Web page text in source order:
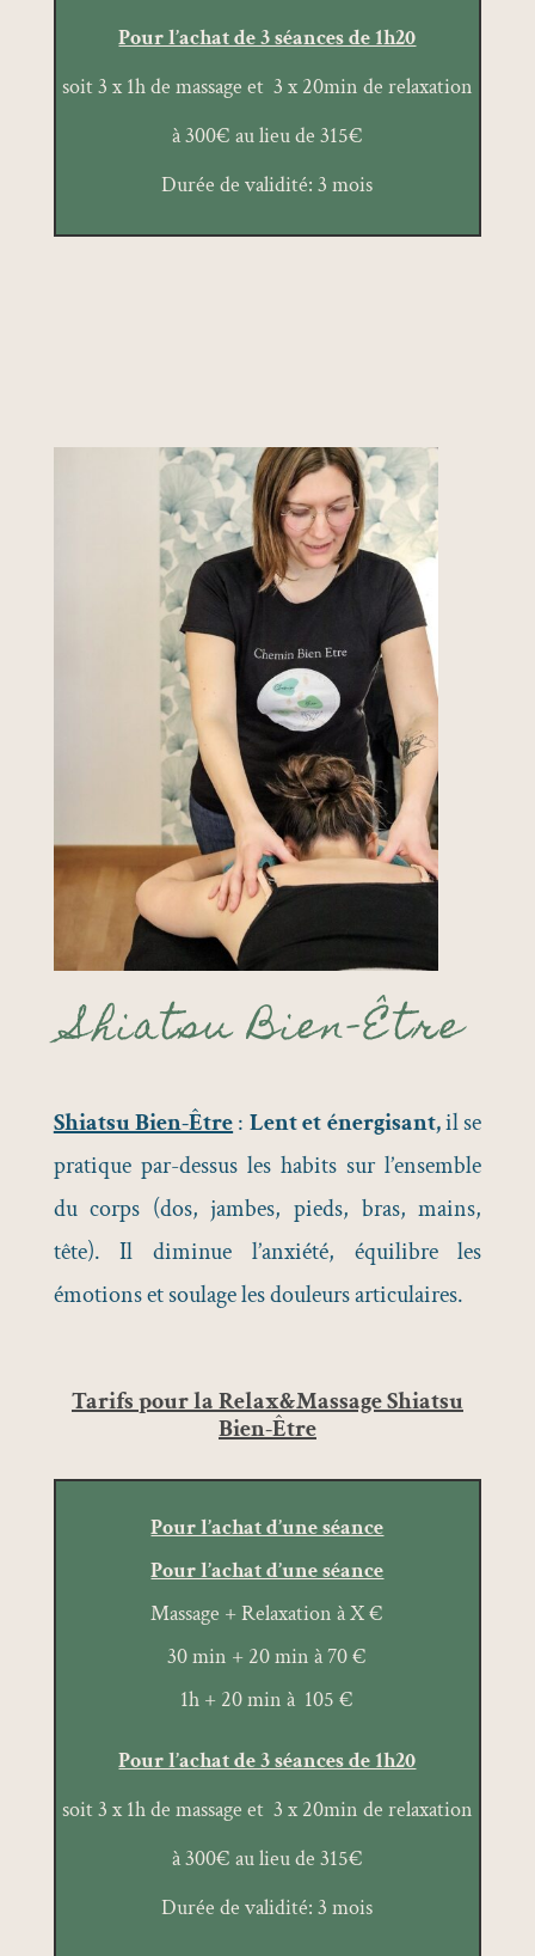
Pour l’achat de 3 séances de 1h20
soit 3 x 1h de massage et 3 x 20min de relaxation
à 300€ au lieu de 315€
Durée de validité: 3 mois
Shiatsu Bien-Être
Shiatsu Bien-Être: Lent et énergisant,il se
pratique par-dessus les habits sur l’ensemble
du corps (dos, jambes, pieds, bras, mains,
tête). Il diminue l’anxiété, équilibre les
émotions et soulage les douleurs articulaires.
Tarifs pour la Relax&Massage Shiatsu
Bien-Être
Pour l’achat d’une séance
Pour l’achat d’une séance
Massage + Relaxation à X €
30 min + 20 min à 70 €
1h + 20 min à 105 €
Pour l’achat de 3 séances de 1h20
soit 3 x 1h de massage et 3 x 20min de relaxation
à 300€ au lieu de 315€
Durée de validité: 3 mois